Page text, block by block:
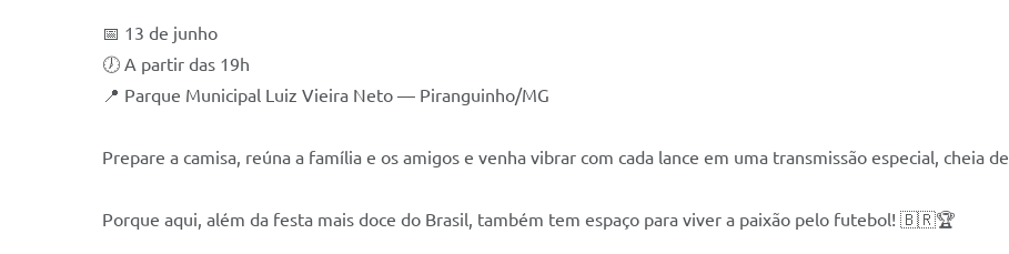
📅 13 de junho
🕖 A partir das 19h
📍 Parque Municipal Luiz Vieira Neto — Piranguinho/MG
Prepare a camisa, reúna a família e os amigos e venha vibrar com cada lance em uma transmissão especial, cheia
Porque aqui, além da festa mais doce do Brasil, também tem espaço para viver a paixão pelo futebol! 🇧🇷🏆